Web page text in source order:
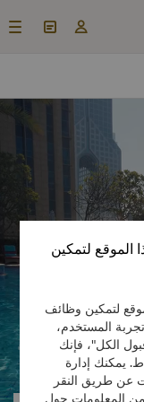





الموقع لتمكين
لتمكين وظائف
المستخدم،
الكل"، فإنك
يمكنك إدارة
عن طريق النقر
من المعلومات حول